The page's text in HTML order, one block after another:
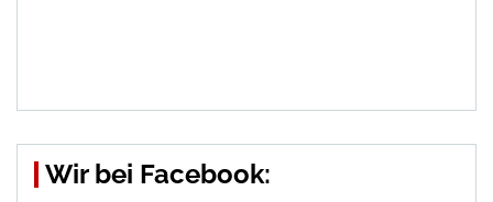
Wir bei Facebook: